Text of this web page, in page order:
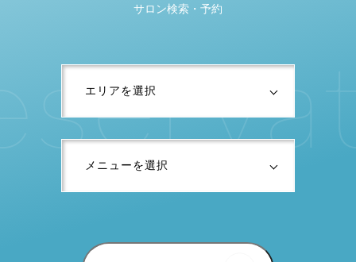
サロン検索・予約
serva